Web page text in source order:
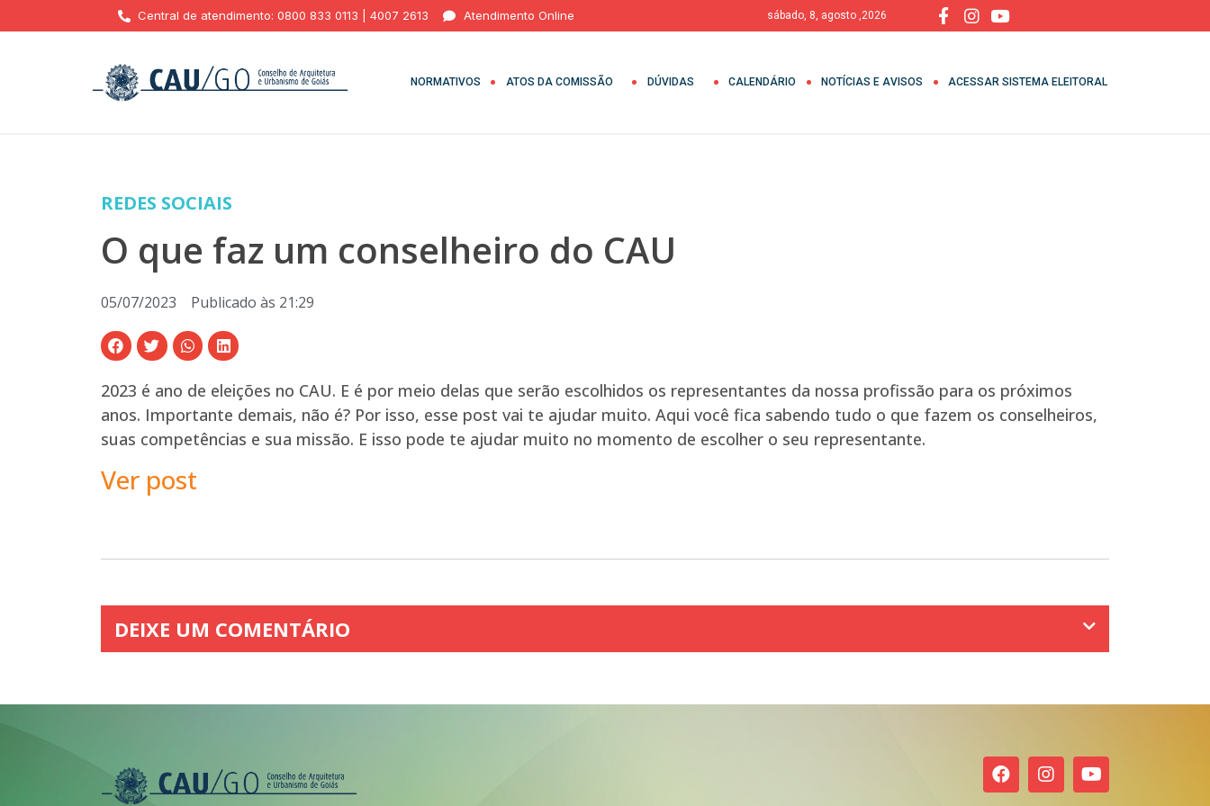
Central de atendimento: 0800 833 0113 | 4007 2613 Atendimento Online sábado, 8, agosto ,2026
NORMATIVOS ATOS DA COMISSÃO DÚVIDAS CALENDÁRIO NOTÍCIAS E AVISOS ACESSAR SISTEMA ELEITORAL
REDES SOCIAIS
O que faz um conselheiro do CAU
05/07/2023 Publicado às 21:29
2023 é ano de eleições no CAU. E é por meio delas que serão escolhidos os representantes da nossa profissão para os próximos
anos. Importante demais, não é? Por isso, esse post vai te ajudar muito. Aqui você fica sabendo tudo o que fazem os conselheiros,
suas competências e sua missão. E isso pode te ajudar muito no momento de escolher o seu representante.
Ver post
DEIXE UM COMENTÁRIO